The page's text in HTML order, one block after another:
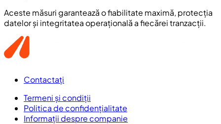
Aceste măsuri garantează o fiabilitate maximă, protecția
datelor și integritatea operațională a fiecărei tranzacții.
Contactați
Termeni și condiții
Politica de confidențialitate
Informații despre companie